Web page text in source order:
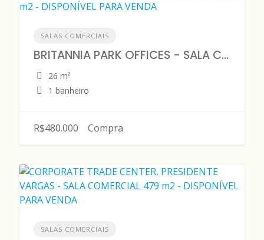
SALAS COMERCIAIS
BRITANNIA PARK OFFICES - SALA COMERCIAL 26 m2 - DISPONÍVEL PARA VENDA
26 m²
1 banheiro
R$480.000 Compra
SALAS COMERCIAIS